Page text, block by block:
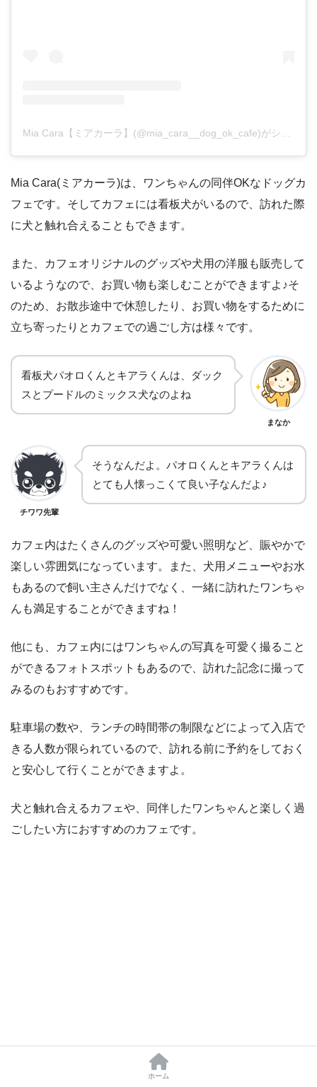
Mia Cara【ミアカーラ】(@mia_cara__dog_ok_cafe)がシェアした投稿
Mia Cara(ミアカーラ)は、ワンちゃんの同伴OKなドッグカ
フェです。そしてカフェには看板犬がいるので、訪れた際
に犬と触れ合えることもできます。
また、カフェオリジナルのグッズや犬用の洋服も販売して
いるようなので、お買い物も楽しむことができますよ♪そ
のため、お散歩途中で休憩したり、お買い物をするために
立ち寄ったりとカフェでの過ごし方は様々です。
看板犬パオロくんとキアラくんは、ダック
スとプードルのミックス犬なのよね
まなか
チワワ先輩
そうなんだよ。パオロくんとキアラくんは
とても人懐っこくて良い子なんだよ♪
カフェ内はたくさんのグッズや可愛い照明など、賑やかで
楽しい雰囲気になっています。また、犬用メニューやお水
もあるので飼い主さんだけでなく、一緒に訪れたワンちゃ
んも満足することができますね！
他にも、カフェ内にはワンちゃんの写真を可愛く撮ること
ができるフォトスポットもあるので、訪れた記念に撮って
みるのもおすすめです。
駐車場の数や、ランチの時間帯の制限などによって入店で
きる人数が限られているので、訪れる前に予約をしておく
と安心して行くことができますよ。
犬と触れ合えるカフェや、同伴したワンちゃんと楽しく過
ごしたい方におすすめのカフェです。
ホーム